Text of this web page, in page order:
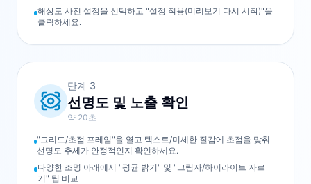
해상도 사전 설정을 선택하고 "설정 적용(미리보기 다시 시작)"을
클릭하세요.
단계 3
선명도 및 노출 확인
약 20초
"그리드/초점 프레임"을 열고 텍스트/미세한 질감에 초점을 맞춰
선명도 추세가 안정적인지 확인하세요.
다양한 조명 아래에서 "평균 밝기" 및 "그림자/하이라이트 자르
기" 팁 비교